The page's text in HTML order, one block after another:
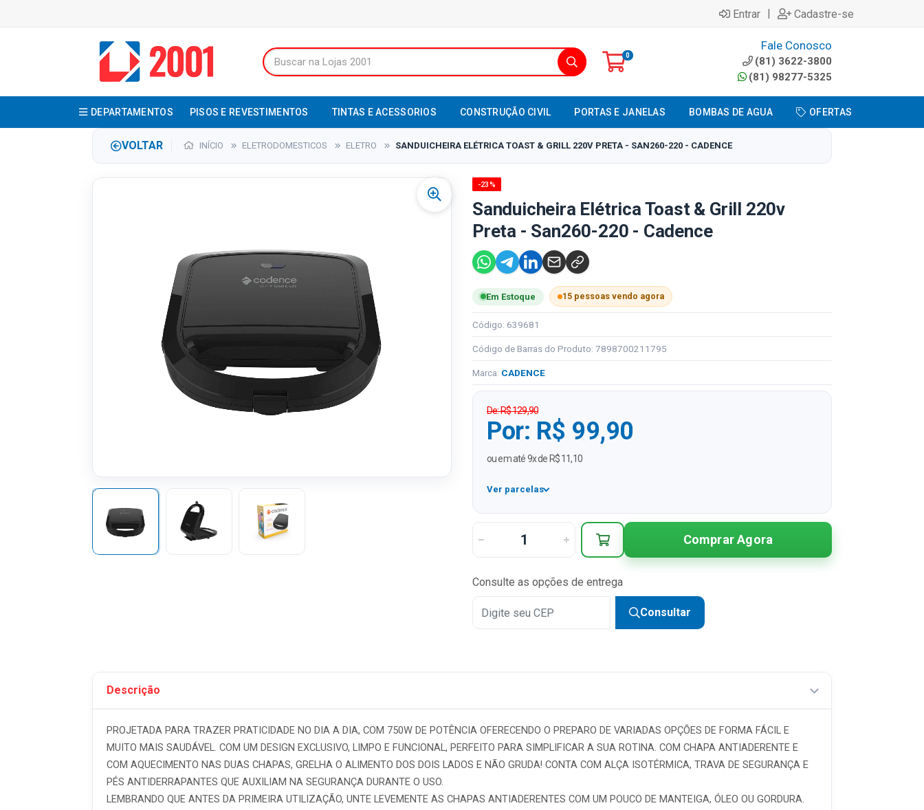
Entrar | Cadastre-se
0
Fale Conosco
(81) 3622-3800
(81) 98277-5325
DEPARTAMENTOS PISOS E REVESTIMENTOS TINTAS E ACESSORIOS CONSTRUÇÃO CIVIL PORTAS E JANELAS BOMBAS DE AGUA OFERTAS
VOLTAR INÍCIO ELETRODOMESTICOS ELETRO SANDUICHEIRA ELÉTRICA TOAST & GRILL 220V PRETA - SAN260-220 - CADENCE
-23%
Sanduicheira Elétrica Toast & Grill 220v
Preta - San260-220 - Cadence
Em Estoque 15 pessoas vendo agora
Código: 639681
Código de Barras do Produto: 7898700211795
Marca: CADENCE
De: R$ 129,90
Por: R$ 99,90
ou em até 9x de R$ 11,10
Ver parcelas
1x R$ 99,90
R$ 49,95 sem juros
R$ 33,30 sem juros
4x
5x
Comprar Agora
Consulte as opções de entrega
Consultar
Descrição
PROJETADA PARA TRAZER PRATICIDADE NO DIA A DIA, COM 750W DE POTÊNCIA OFERECENDO O PREPARO DE VARIADAS OPÇÕES DE FORMA FÁCIL E
MUITO MAIS SAUDÁVEL. COM UM DESIGN EXCLUSIVO, LIMPO E FUNCIONAL, PERFEITO PARA SIMPLIFICAR A SUA ROTINA. COM CHAPA ANTIADERENTE E
COM AQUECIMENTO NAS DUAS CHAPAS, GRELHA O ALIMENTO DOS DOIS LADOS E NÃO GRUDA! CONTA COM ALÇA ISOTÉRMICA, TRAVA DE SEGURANÇA E
PÉS ANTIDERRAPANTES QUE AUXILIAM NA SEGURANÇA DURANTE O USO.
LEMBRANDO QUE ANTES DA PRIMEIRA UTILIZAÇÃO, UNTE LEVEMENTE AS CHAPAS ANTIADERENTES COM UM POUCO DE MANTEIGA, ÓLEO OU GORDURA.